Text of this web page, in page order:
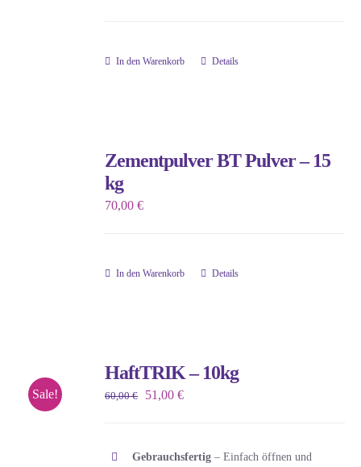
In den Warenkorb Details
Zementpulver BT Pulver – 15
kg
70,00€
In den Warenkorb Details
Sale!
HaftTRIK – 10kg
60,00€
Ursprünglicher
60,00 €
51,00€Aktueller
51,00 €.
Gebrauchsfertig– Einfach öffnen und